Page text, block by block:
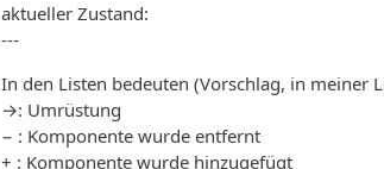
aktueller Zustand:
---
In den Listen bedeuten (Vorschlag, in meiner
→: Umrüstung
− : Komponente wurde entfernt
+ : Komponente wurde hinzugefügt